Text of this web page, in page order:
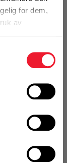
for dem,
av